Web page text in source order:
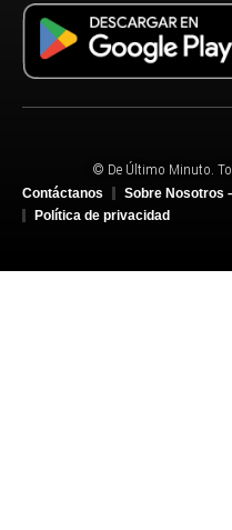
© De Último Minuto.
Contáctanos
Sobre Nosotros
Política de privacidad